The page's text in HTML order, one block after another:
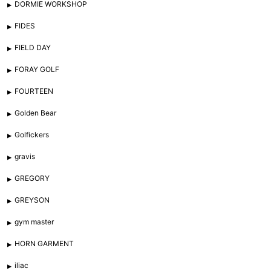
DORMIE WORKSHOP
FIDES
FIELD DAY
FORAY GOLF
FOURTEEN
Golden Bear
Golfickers
gravis
GREGORY
GREYSON
gym master
HORN GARMENT
iliac